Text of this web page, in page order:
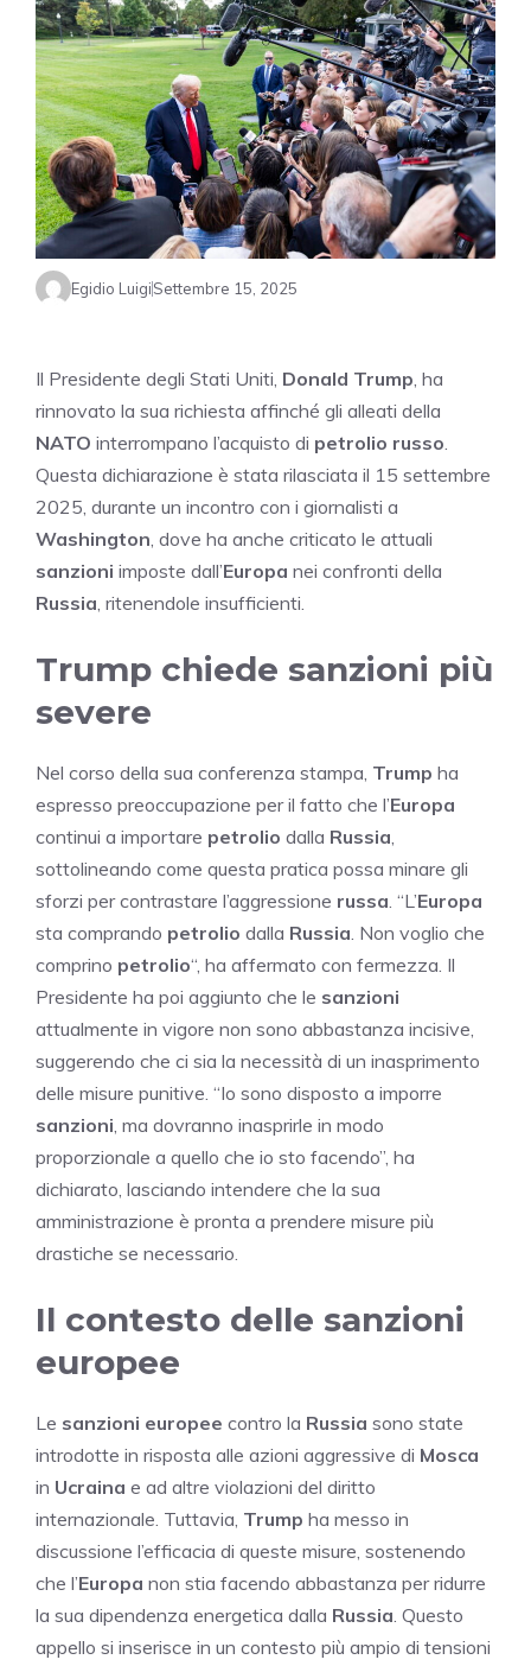
Egidio LuigiSettembre 15, 2025
Il Presidente degli Stati Uniti, Donald Trump, ha
rinnovato la sua richiesta affinché gli alleati della
NATO interrompano l’acquisto di petrolio russo.
Questa dichiarazione è stata rilasciata il 15 settembre
2025, durante un incontro con i giornalisti a
Washington, dove ha anche criticato le attuali
sanzioni imposte dall’Europa nei confronti della
Russia, ritenendole insufficienti.
Trump chiede sanzioni più
severe
Nel corso della sua conferenza stampa, Trump ha
espresso preoccupazione per il fatto che l’Europa
continui a importare petrolio dalla Russia,
sottolineando come questa pratica possa minare gli
sforzi per contrastare l’aggressione russa. “L’Europa
sta comprando petrolio dalla Russia. Non voglio che
comprino petrolio“, ha affermato con fermezza. Il
Presidente ha poi aggiunto che le sanzioni
attualmente in vigore non sono abbastanza incisive,
suggerendo che ci sia la necessità di un inasprimento
delle misure punitive. “Io sono disposto a imporre
sanzioni, ma dovranno inasprirle in modo
proporzionale a quello che io sto facendo”, ha
dichiarato, lasciando intendere che la sua
amministrazione è pronta a prendere misure più
drastiche se necessario.
Il contesto delle sanzioni
europee
Le sanzioni europee contro la Russia sono state
introdotte in risposta alle azioni aggressive di Mosca
in Ucraina e ad altre violazioni del diritto
internazionale. Tuttavia, Trump ha messo in
discussione l’efficacia di queste misure, sostenendo
che l’Europa non stia facendo abbastanza per ridurre
la sua dipendenza energetica dalla Russia. Questo
appello si inserisce in un contesto più ampio di tensioni